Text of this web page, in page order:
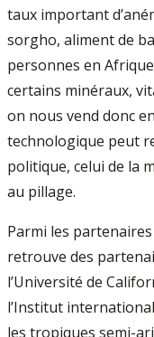
taux important
sorgho, aliment de
personnes en
certains minéraux,
on nous vend donc
technologique peut
politique, celui de la
au pillage.
Parmi les
retrouve des
l’Université de
l’Institut
les tropiques semi-